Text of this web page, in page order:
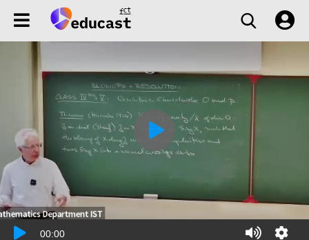
00:00